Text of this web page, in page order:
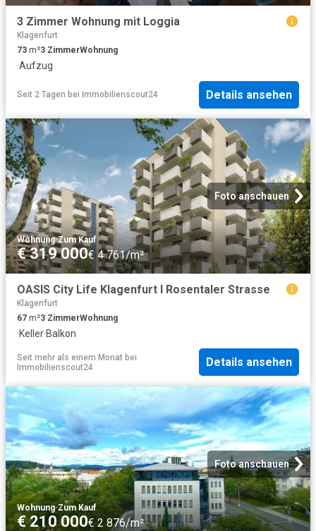
3 Zimmer Wohnung mit Loggia
Klagenfurt
73 m²3 ZimmerWohnung
·Aufzug
Seit 2 Tagen bei Immobilienscout24 Details ansehen
Foto anschauen
Wohnung·Zum Kauf
€ 319 000€ 4 761/m²
OASIS City Life Klagenfurt I Rosentaler Strasse
Klagenfurt
67 m²3 ZimmerWohnung
·Keller·Balkon
Seit mehr als einem Monat bei
Immobilienscout24
Details ansehen
Foto anschauen
Wohnung·Zum Kauf
€ 210 000€ 2 876/m²